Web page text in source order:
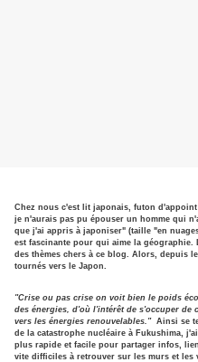
Chez nous c'est lit japonais, futon
je n'aurais pas pu épouser un homme qui
que j'ai appris à japoniser" (taille "en
est fascinante pour qui aime la
des thèmes chers à ce blog. Alors, depuis le
tournés vers le Japon.
"Crise ou pas crise on voit bien le poids
des énergies, d'où l'intérêt de s'occuper de
vers les énergies renouvelables."Ainsi se
de la catastrophe nucléaire à Fukushima,
plus rapide et facile pour partager infos,
vite difficiles à retrouver sur les murs et